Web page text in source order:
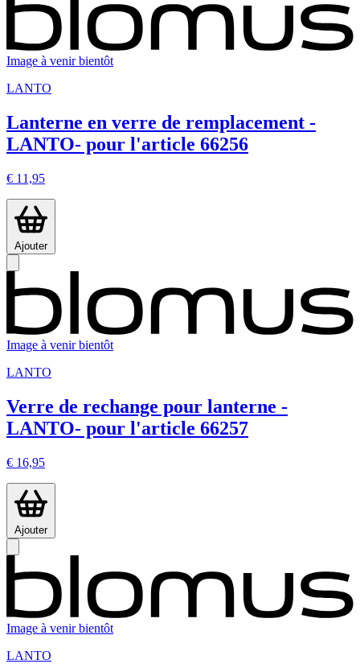
Image à venir bientôt
LANTO
Lanterne en verre de remplacement -
LANTO- pour l'article 66256
€ 11,95
Ajouter
Image à venir bientôt
LANTO
Verre de rechange pour lanterne -
LANTO- pour l'article 66257
€ 16,95
Ajouter
Image à venir bientôt
LANTO